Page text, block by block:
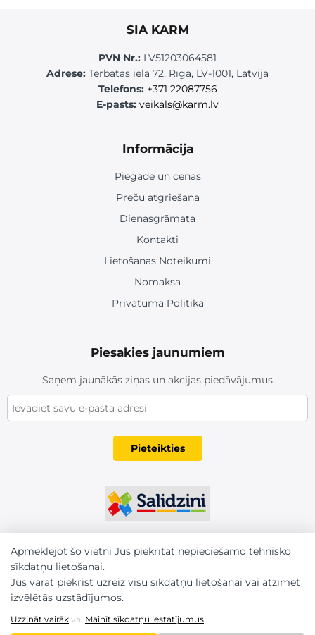
SIA KARM
PVN Nr.: LV51203064581
Adrese: Tērbatas iela 72, Rīga, LV-1001, Latvija
Telefons: +371 22087756
E-pasts: veikals@karm.lv
Informācija
Piegāde un cenas
Preču atgriešana
Dienasgrāmata
Kontakti
Lietošanas Noteikumi
Nomaksa
Privātuma Politika
Piesakies jaunumiem
Saņem jaunākās ziņas un akcijas piedāvājumus
Pieteikties
Apmeklējot šo vietni Jūs piekrītat nepieciešamo tehnisko
sīkdatņu lietošanai.
Jūs varat piekrist uzreiz visu sīkdatņu lietošanai vai atzīmēt
izvēlētās uzstādījumos.
Uzzināt vairāk vai Mainīt sīkdatņu iestatījumus